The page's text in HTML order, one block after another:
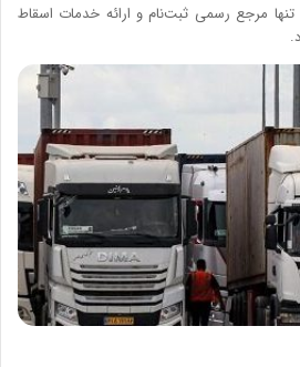
مرجع رسمی ثبت‌نام و ارائه خدمات اسقاط